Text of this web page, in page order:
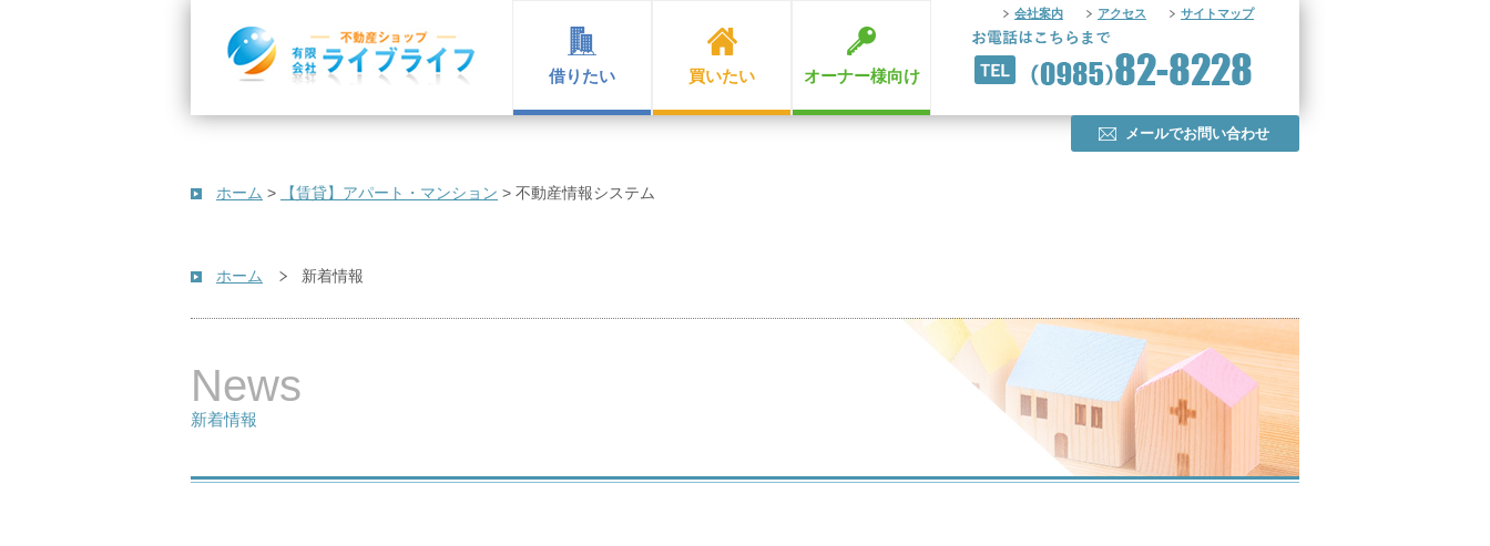
借りたい 買いたい オーナー様向け
会社案内 アクセス サイトマップ
メールでお問い合わせ
ホーム > 【賃貸】アパート・マンション > 不動産情報システム
ホーム 新着情報
News
新着情報